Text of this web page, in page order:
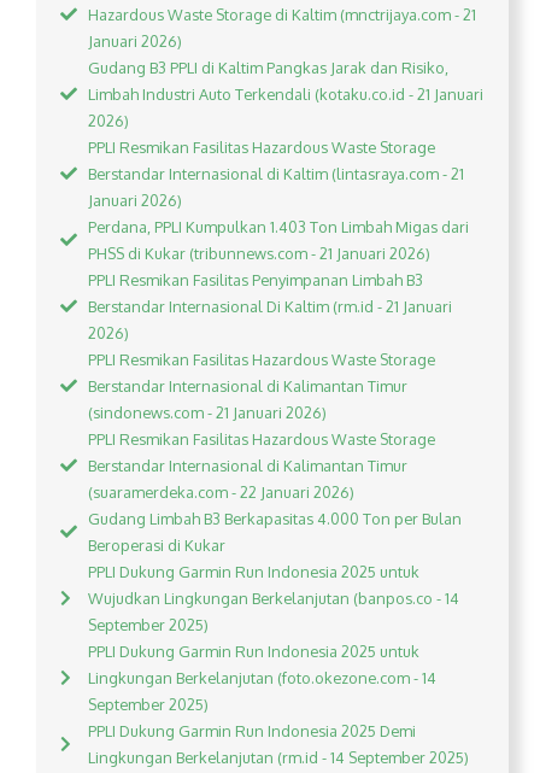
Hazardous Waste Storage di Kaltim (mnctrijaya.com - 21
Januari 2026)
Gudang B3 PPLI di Kaltim Pangkas Jarak dan Risiko,
Limbah Industri Auto Terkendali (kotaku.co.id - 21 Januari
2026)
PPLI Resmikan Fasilitas Hazardous Waste Storage
Berstandar Internasional di Kaltim (lintasraya.com - 21
Januari 2026)
Perdana, PPLI Kumpulkan 1.403 Ton Limbah Migas dari
PHSS di Kukar (tribunnews.com - 21 Januari 2026)
PPLI Resmikan Fasilitas Penyimpanan Limbah B3
Berstandar Internasional Di Kaltim (rm.id - 21 Januari
2026)
PPLI Resmikan Fasilitas Hazardous Waste Storage
Berstandar Internasional di Kalimantan Timur
(sindonews.com - 21 Januari 2026)
PPLI Resmikan Fasilitas Hazardous Waste Storage
Berstandar Internasional di Kalimantan Timur
(suaramerdeka.com - 22 Januari 2026)
Gudang Limbah B3 Berkapasitas 4.000 Ton per Bulan
Beroperasi di Kukar
PPLI Dukung Garmin Run Indonesia 2025 untuk
Wujudkan Lingkungan Berkelanjutan (banpos.co - 14
September 2025)
PPLI Dukung Garmin Run Indonesia 2025 untuk
Lingkungan Berkelanjutan (foto.okezone.com - 14
September 2025)
PPLI Dukung Garmin Run Indonesia 2025 Demi
Lingkungan Berkelanjutan (rm.id - 14 September 2025)